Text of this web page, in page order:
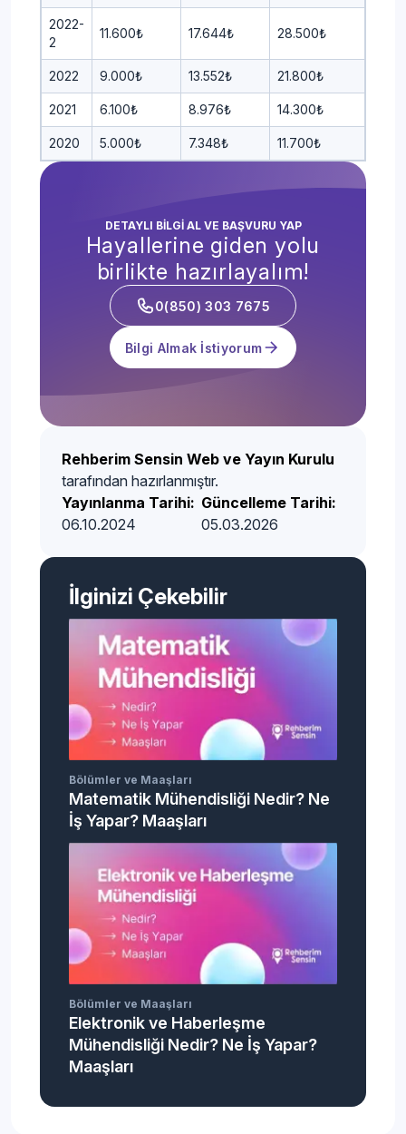
2022-
2
11.600₺ 17.644₺ 28.500₺
2022 9.000₺ 13.552₺ 21.800₺
2021 6.100₺ 8.976₺ 14.300₺
2020 5.000₺ 7.348₺ 11.700₺
DETAYLI BİLGİ AL VE BAŞVURU YAP
Hayallerine giden yolu
birlikte hazırlayalım!
0(850) 303 7675
Bilgi Almak İstiyorum
Rehberim Sensin Web ve Yayın Kurulu
tarafından hazırlanmıştır.
Yayınlanma Tarihi:
06.10.2024
Güncelleme Tarihi:
05.03.2026
İlginizi Çekebilir
Bölümler ve Maaşları
Matematik Mühendisliği Nedir? Ne
İş Yapar? Maaşları
Bölümler ve Maaşları
Elektronik ve Haberleşme
Mühendisliği Nedir? Ne İş Yapar?
Maaşları